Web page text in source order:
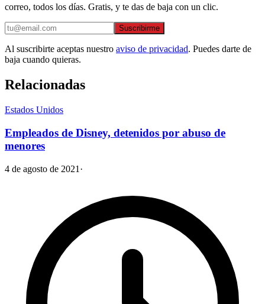
correo, todos los días. Gratis, y te das de baja con un clic.
Suscribirme
Al suscribirte aceptas nuestro aviso de privacidad. Puedes darte de
baja cuando quieras.
Relacionadas
Estados Unidos
Empleados de Disney, detenidos por abuso de
menores
4 de agosto de 2021 ·